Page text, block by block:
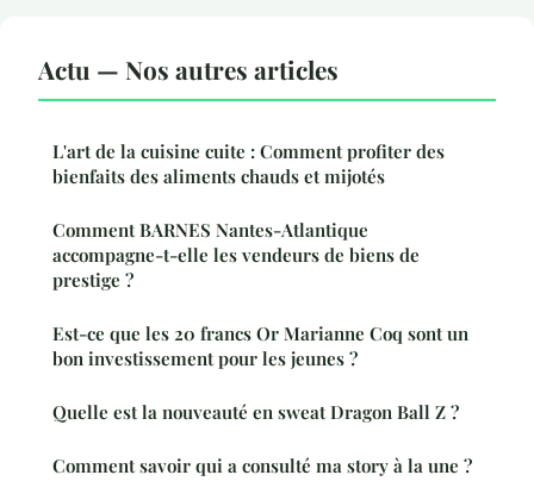
Actu — Nos autres articles
L'art de la cuisine cuite : Comment profiter des
bienfaits des aliments chauds et mijotés
Comment BARNES Nantes-Atlantique
accompagne-t-elle les vendeurs de biens de
prestige ?
Est-ce que les 20 francs Or Marianne Coq sont un
bon investissement pour les jeunes ?
Quelle est la nouveauté en sweat Dragon Ball Z ?
Comment savoir qui a consulté ma story à la une ?